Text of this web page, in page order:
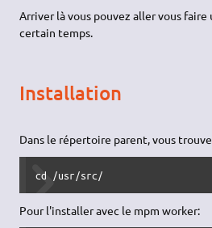
Arriver là vous pouvez aller vous faire
certain temps.
Installation
Dans le répertoire parent, vous
cd /usr/src/
Pour l'installer avec le mpm worker: